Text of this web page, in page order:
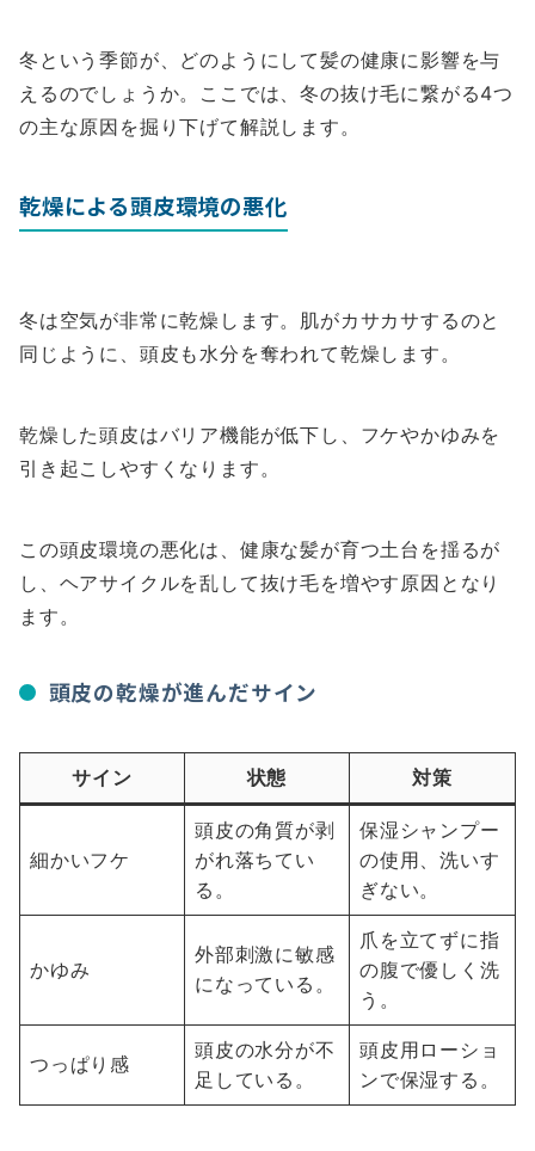
冬という季節が、どのようにして髪の健康に影響を与
えるのでしょうか。ここでは、冬の抜け毛に繋がる4つ
の主な原因を掘り下げて解説します。
乾燥による頭皮環境の悪化
冬は空気が非常に乾燥します。肌がカサカサするのと
同じように、頭皮も水分を奪われて乾燥します。
乾燥した頭皮はバリア機能が低下し、フケやかゆみを
引き起こしやすくなります。
この頭皮環境の悪化は、健康な髪が育つ土台を揺るが
し、ヘアサイクルを乱して抜け毛を増やす原因となり
ます。
頭皮の乾燥が進んだサイン
サイン 状態 対策
細かいフケ
頭皮の角質が剥
がれ落ちてい
る。
保湿シャンプー
の使用、洗いす
ぎない。
かゆみ
外部刺激に敏感
になっている。
爪を立てずに指
の腹で優しく洗
う。
つっぱり感
頭皮の水分が不
足している。
頭皮用ローショ
ンで保湿する。